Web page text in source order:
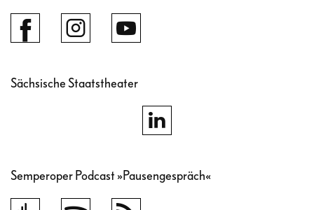
Sächsische Staatstheater
Semperoper Podcast »Pausengespräch«